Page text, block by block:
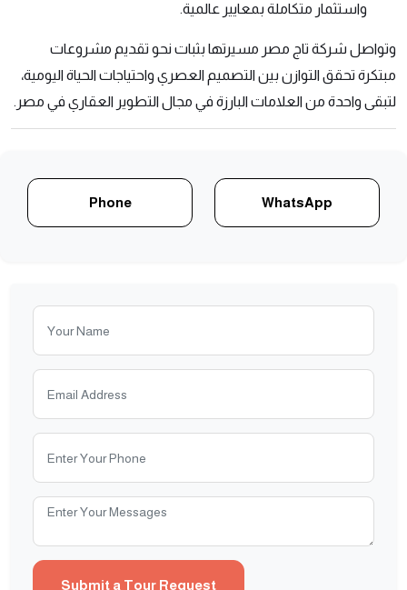
واستثمار متكاملة بمعايير عالمية.
وتواصل شركة تاج مصر مسيرتها بثبات نحو تقديم مشروعات
مبتكرة تحقق التوازن بين التصميم العصري واحتياجات الحياة اليومية،
لتبقى واحدة من العلامات البارزة في مجال التطوير العقاري في مصر.
WhatsApp
Phone